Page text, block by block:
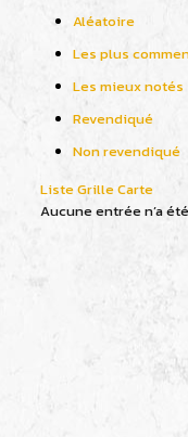
Aléatoire
Les plus
Les mieux notés
Revendiqué
Non revendiqué
ListeGrilleCarte
Aucune entrée n’a